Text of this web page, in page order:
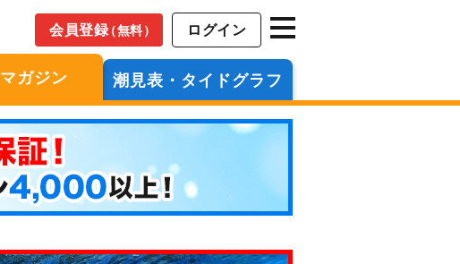
会員登録（無料） ログイン
マガジン 潮見表・タイドグラフ